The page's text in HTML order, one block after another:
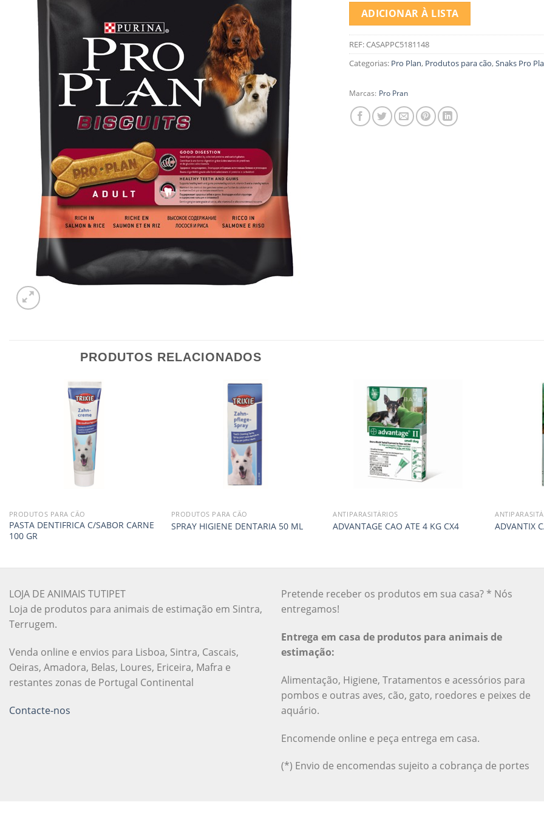
ADICIONAR À LISTA
REF:CASAPPC5181148
Categorias: Pro Plan, Produtos para cão,Snaks Pro
Marcas: Pro Pran
PRODUTOS RELACIONADOS
PRODUTOS PARA CÃO
PASTA DENTIFRICA C/SABOR CARNE
100 GR
PRODUTOS PARA CÃO
SPRAY HIGIENE DENTARIA 50 ML
ANTIPARASITÁRIOS
ADVANTAGE CAO ATE 4 KG CX4 ADVANTIX
LOJA DE ANIMAIS TUTIPET
Loja de produtos para animais de estimação em Sintra,
Terrugem.
Venda online e envios para Lisboa, Sintra, Cascais,
Oeiras, Amadora, Belas, Loures, Ericeira, Mafra e
restantes zonas de Portugal Continental
Contacte-nos
Pretende receber os produtos em sua casa? * Nós
entregamos!
Entrega em casa de produtos para animais de
estimação:
Alimentação, Higiene, Tratamentos e acessórios para
pombos e outras aves, cão, gato, roedores e peixes de
aquário.
Encomende online e peça entrega em casa.
(*) Envio de encomendas sujeito a cobrança de portes